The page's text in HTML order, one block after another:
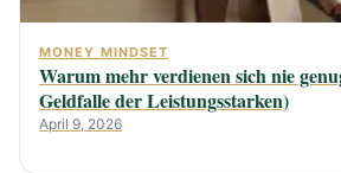
MONEY MINDSET
Warum mehr verdienen sich nie
Geldfalle der Leistungsstarken)
April 9, 2026